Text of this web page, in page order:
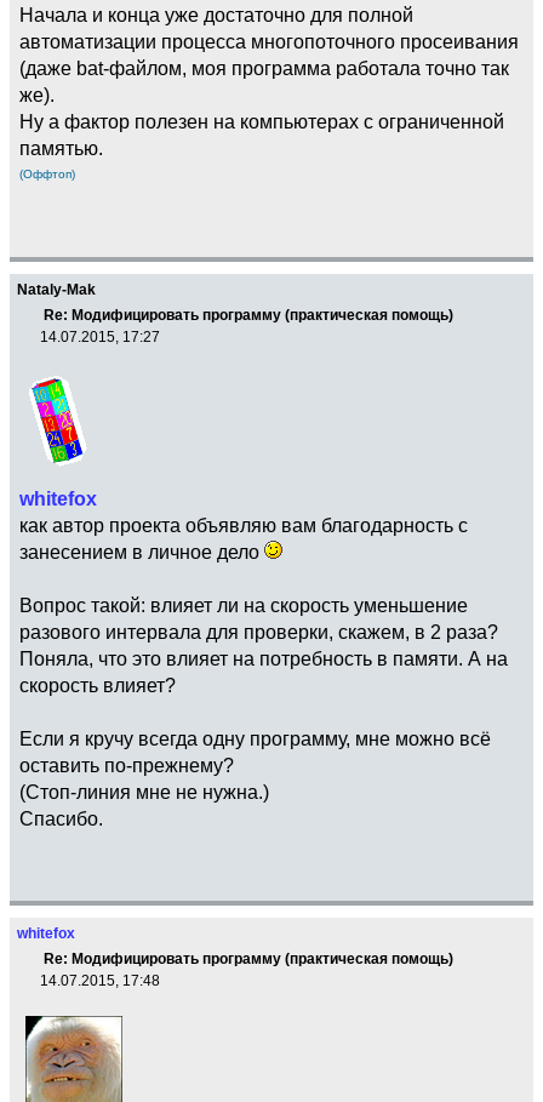
Начала и конца уже достаточно для полной
автоматизации процесса многопоточного просеивания
(даже bat-файлом, моя программа работала точно так
же).
Ну а фактор полезен на компьютерах с ограниченной
памятью.
(Оффтоп)
Nataly-Mak
Re: Модифицировать программу (практическая помощь)
14.07.2015, 17:27
whitefox
как автор проекта объявляю вам благодарность с
занесением в личное дело
Вопрос такой: влияет ли на скорость уменьшение
разового интервала для проверки, скажем, в 2 раза?
Поняла, что это влияет на потребность в памяти. А на
скорость влияет?
Если я кручу всегда одну программу, мне можно всё
оставить по-прежнему?
(Стоп-линия мне не нужна.)
Спасибо.
whitefox
Re: Модифицировать программу (практическая помощь)
14.07.2015, 17:48